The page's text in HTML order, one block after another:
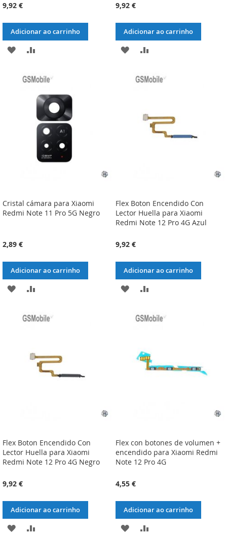
9,92 €
Adicionar ao carrinho
ADICIONAR
LISTA
DESEJOS
COMPARAÇÃO
9,92 €
Adicionar ao carrinho
ADICIONAR
LISTA
DESEJOS
ADICIONAR
COMPARAÇÃO
Cristal cámara para Xiaomi
Redmi Note 11 Pro 5G Negro
2,89 €
Adicionar ao carrinho
ADICIONAR
LISTA
DESEJOS
COMPARAÇÃO
Flex Boton Encendido Con
Lector Huella para Xiaomi
Redmi Note 12 Pro 4G Azul
9,92 €
Adicionar ao carrinho
ADICIONAR
LISTA
DESEJOS
ADICIONAR
COMPARAÇÃO
Flex Boton Encendido Con
Lector Huella para Xiaomi
Redmi Note 12 Pro 4G Negro
9,92 €
Adicionar ao carrinho
ADICIONAR
Flex con botones de volumen +
encendido para Xiaomi Redmi
Note 12 Pro 4G
4,55 €
Adicionar ao carrinho
ADICIONARADICIONAR